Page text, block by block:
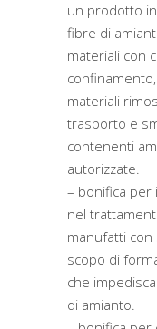
un prodotto
fibre di
materiali con
materiali
trasporto e
contenenti
autorizzate.
– bonifica per
nel
manufatti con
scopo di
che
di amianto.